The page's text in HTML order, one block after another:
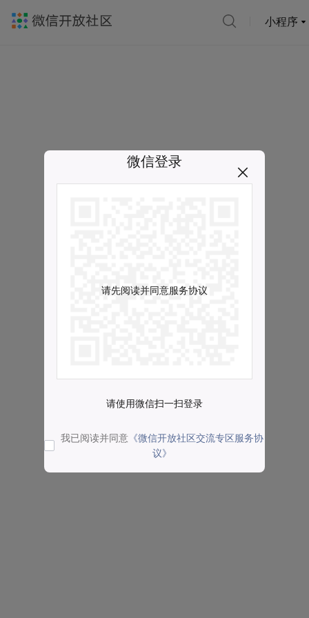
小程序
微信登录
请先阅读并同意服务协议
请使用微信扫一扫登录
我已阅读并同意 《微信开放社区交流专区服务协
议》